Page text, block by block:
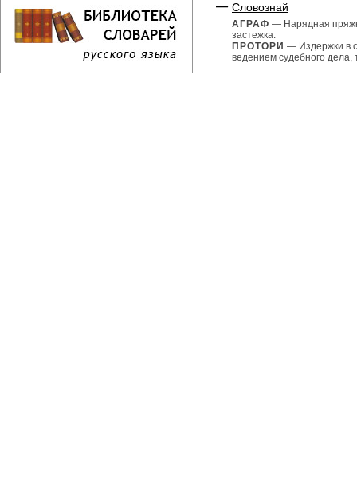
Словознай
АГРАФ — Нарядная
застежка.
ПРОТОРИ — Издержки в
ведением судебного дела,